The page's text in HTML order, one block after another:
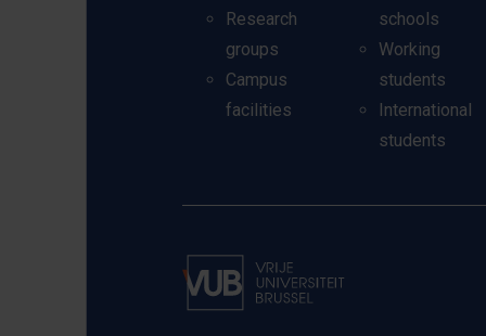
Research
groups
Campus
facilities
schools
Working
students
International
students